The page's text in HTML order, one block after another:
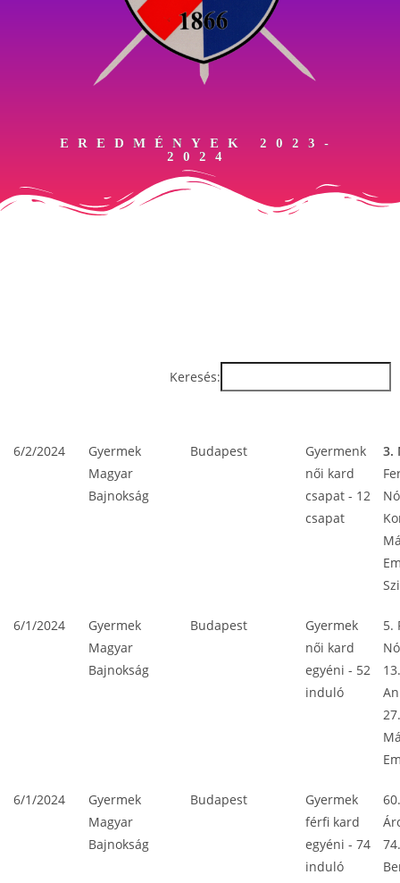
EREDMÉNYEK 2023-
2024
Keresés:
6/2/2024
Gyermek
Magyar
Bajnokság
Budapest
Gyermenk
női kard
csapat - 12
csapat
3.
6/1/2024
Gyermek
Magyar
Bajnokság
Budapest
Gyermek
női kard
egyéni - 52
induló
5.
6/1/2024
Gyermek
Magyar
Bajnokság
Budapest
Gyermek
férfi kard
egyéni - 74
induló